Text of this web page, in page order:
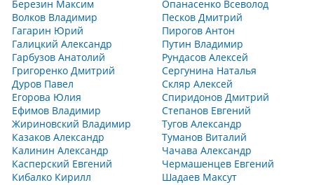
Березин Максим
Волков Владимир
Гагарин Юрий
Галицкий Александр
Гарбузов Анатолий
Григоренко Дмитрий
Дуров Павел
Егорова Юлия
Ефимов Владимир
Жириновский Владимир
Казаков Александр
Калинин Александр
Касперский Евгений
Кибалко Кирилл
Опанасенко Всеволод
Песков Дмитрий
Пирогов Антон
Путин Владимир
Рундасов Алексей
Сергунина Наталья
Скляр Алексей
Спиридонов Дмитрий
Степанов Евгений
Тугов Александр
Туманов Виталий
Чачава Александр
Чермашенцев Евгений
Шадаев Максут